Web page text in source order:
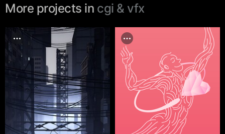
More projects in cgi & vfx